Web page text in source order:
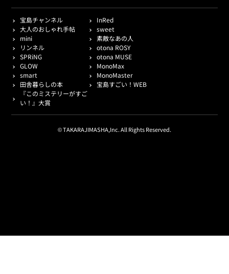
宝島チャンネル
InRed
大人のおしゃれ手帖
sweet
mini
素敵なあの人
リンネル
otona ROSY
SPRiNG
otona MUSE
GLOW
MonoMax
smart
MonoMaster
田舎暮らしの本
宝島すごい！WEB
『このミステリーがすご
い！』大賞
© TAKARAJIMASHA,Inc. All Rights Reserved.